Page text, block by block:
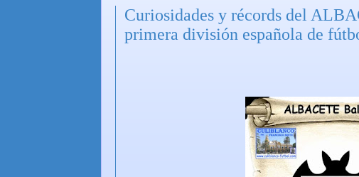
Curiosidades y récords del
primera división española de